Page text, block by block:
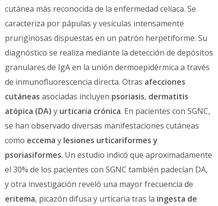
cutánea más reconocida de la enfermedad celíaca. Se
caracteriza por pápulas y vesículas intensamente
pruriginosas dispuestas en un patrón herpetiforme. Su
diagnóstico se realiza mediante la detección de depósitos
granulares de IgA en la unión dermoepidérmica a través
de inmunofluorescencia directa. Otras afecciones
cutáneas asociadas incluyen psoriasis, dermatitis
atópica (DA) y urticaria crónica. En pacientes con SGNC,
se han observado diversas manifestaciones cutáneas
como eccema y lesiones urticariformes y
psoriasiformes. Un estudio indicó que aproximadamente
el 30% de los pacientes con SGNC también padecían DA,
y otra investigación reveló una mayor frecuencia de
eritema, picazón difusa y urticaria tras la ingesta de